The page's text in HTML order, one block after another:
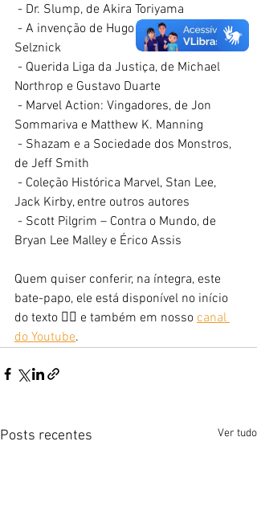
- Dr. Slump, de Akira Toriyama
Selznick
Northrop e Gustavo Duarte
Sommariva e Matthew K. Manning
de Jeff Smith
Jack Kirby, entre outros autores
Bryan Lee Malley e Érico Assis
Quem quiser conferir, na íntegra, este
bate-papo, ele está disponível no início
do texto 👆🏻 e também em nosso canal
do Youtube.
Posts recentes Ver tudo